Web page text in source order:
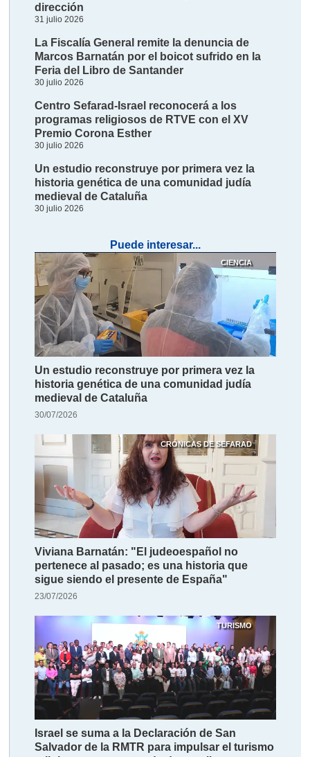
dirección
31 julio 2026
La Fiscalía General remite la denuncia de
Marcos Barnatán por el boicot sufrido en la
Feria del Libro de Santander
30 julio 2026
Centro Sefarad-Israel reconocerá a los
programas religiosos de RTVE con el XV
Premio Corona Esther
30 julio 2026
Un estudio reconstruye por primera vez la
historia genética de una comunidad judía
medieval de Cataluña
30 julio 2026
Puede interesar...
CIENCIA
Un estudio reconstruye por primera vez la
historia genética de una comunidad judía
medieval de Cataluña
30/07/2026
CRÓNICAS DE SEFARAD
Viviana Barnatán: "El judeoespañol no
pertenece al pasado; es una historia que
sigue siendo el presente de España"
23/07/2026
TURISMO
Israel se suma a la Declaración de San
Salvador de la RMTR para impulsar el turismo